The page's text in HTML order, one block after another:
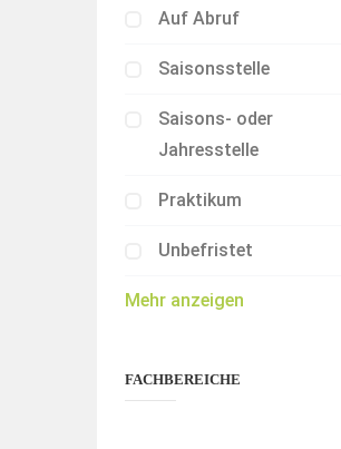
Auf Abruf
Saisonsstelle
Saisons- oder
Jahresstelle
Praktikum
Unbefristet
Mehr anzeigen
FACHBEREICHE